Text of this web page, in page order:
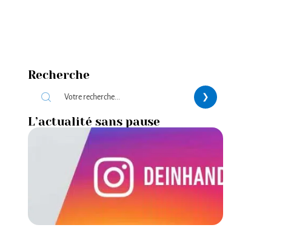
Recherche
L’actualité sans pause